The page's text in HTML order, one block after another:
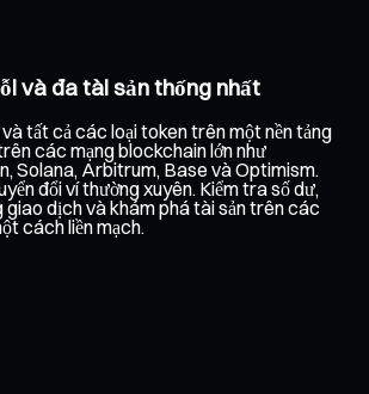
và đa tài sản thống nhất
và tất cả các loại token trên một nền tảng
các mạng blockchain lớn như
Solana, Arbitrum, Base và Optimism.
đổi ví thường xuyên. Kiểm tra số dư,
giao dịch và khám phá tài sản trên các
cách liền mạch.